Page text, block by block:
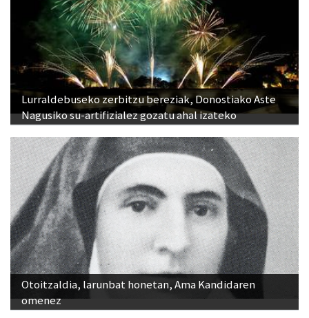
Lurraldebuseko zerbitzu bereziak, Donostiako Aste
Nagusiko su-artifizialez gozatu ahal izateko
Otoitzaldia, larunbat honetan, Ama Kandidaren
omenez